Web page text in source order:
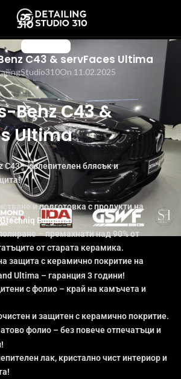
АВТОМОБИЛИ
C43 & servFaces Ultima
On 11.02.2025
Benz C43 &
Ultima
C43 – ослепителен блясък и
и подготовка с продукти на
Gtechniq Bulgaria.
– премахнати над 90% от
от старата керамика.
защита с керамично покритие на
Ultima – гаранция 3 години!
с фолио – край на камъчета и
и защитен с керамично покритие.
фолио – без повече отпечатъци и
лак, кристално чист интериор и